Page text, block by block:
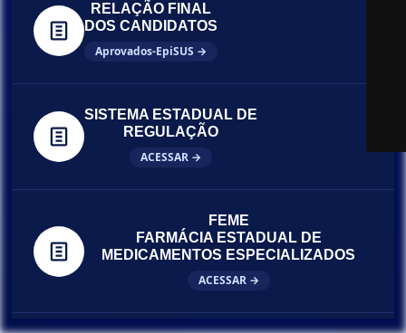
RELAÇÃO FINAL
DOS CANDIDATOS
Aprovados-EpiSUS →
SISTEMA ESTADUAL DE
REGULAÇÃO
ACESSAR →
FEME
FARMÁCIA ESTADUAL DE
MEDICAMENTOS ESPECIALIZADOS
ACESSAR →